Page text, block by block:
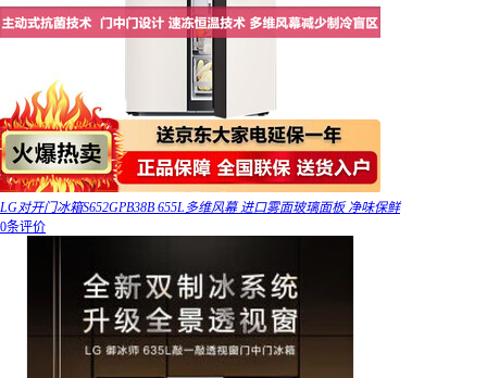
LG对开门冰箱S652GPB38B 655L多维风幕 进口雾面玻璃面板 净味保鲜
0条评价